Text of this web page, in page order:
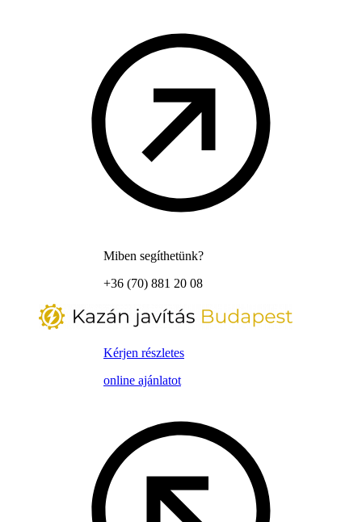
Miben segíthetünk?
+36 (70) 881 20 08
Kérjen részletes
online ajánlatot